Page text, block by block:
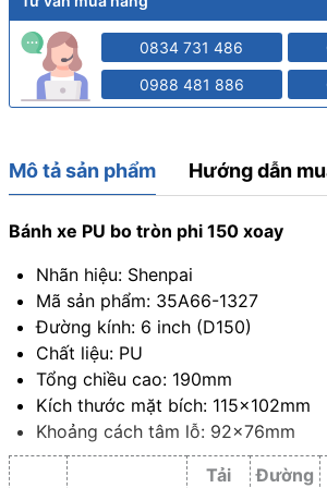
0834 731 486
0988 481 886
Mô tả sản phẩm Hướng dẫn
Bánh xe PU bo tròn phi 150 xoay
Nhãn hiệu: Shenpai
Mã sản phẩm: 35A66-1327
Đường kính: 6 inch (D150)
Chất liệu: PU
Tổng chiều cao: 190mm
Kích thước mặt bích: 115x102mm
Khoảng cách tâm lỗ: 92x76mm
Tải
Đường